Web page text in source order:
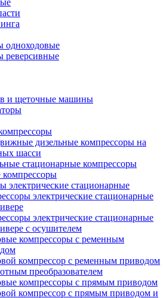
одноходовые
реверсивные
и щеточные машины
дизельные компрессоры на
шасси
стационарные компрессоры
электрические стационарные
электрические стационарные
электрические стационарные
с осушителем
компрессоры с ременным
компрессор с ременным приводом
преобразователем
компрессоры с прямым приводом
компрессор с прямым приводом и